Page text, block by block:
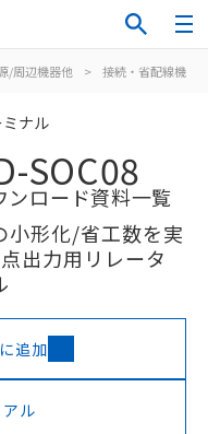
/周辺機器他 > 接続・省配線機器
ミナル
SOC08
ンロード資料一覧
小形化/省工数を実
出力用リレータ
追加
ル